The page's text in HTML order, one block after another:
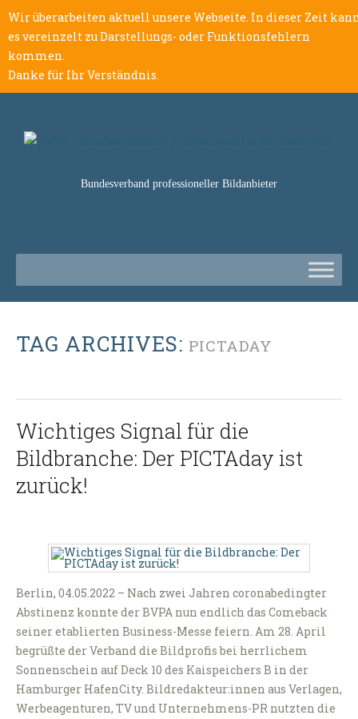
Wir überarbeiten aktuell unsere Webseite. In dieser Zeit
es vereinzelt zu Darstellungs- oder Funktionsfehlern
kommen.
Danke für Ihr Verständnis.
Bundesverband professioneller Bildanbieter
TAG ARCHIVES: PICTADAY
Wichtiges Signal für die
Bildbranche: Der PICTAday ist
zurück!
Berlin, 04.05.2022 – Nach zwei Jahren coronabedingter
Abstinenz konnte der BVPA nun endlich das Comeback
seiner etablierten Business-Messe feiern. Am 28. April
begrüßte der Verband die Bildprofis bei herrlichem
Sonnenschein auf Deck 10 des Kaispeichers B in der
Hamburger HafenCity. Bildredakteur:innen aus Verlagen,
Werbeagenturen, TV und Unternehmens-PR nutzten die